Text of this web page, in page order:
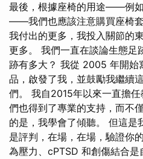
最後，根據座椅的用途——例
——我們也應該注意購買座椅套
我付出的更多，我投入關節的
更多。 我們一直在談論生態足
跡有多大？ 我從 2005 年開始
品，啟發了我，並鼓勵我繼續
們。 我自2015年以來一直擔
們也得到了專業的支持，而不
的是，我學會了傾聽。 但這是
是評判，在場，在場，驗證你
為壓力、cPTSD 和創傷結合